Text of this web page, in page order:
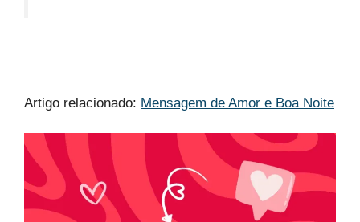
Artigo relacionado: Mensagem de Amor e Boa Noite​